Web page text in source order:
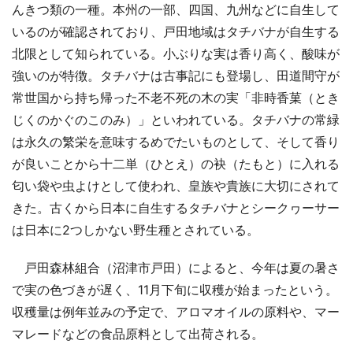
んきつ類の一種。本州の一部、四国、九州などに自生して
いるのが確認されており、戸田地域はタチバナが自生する
北限として知られている。小ぶりな実は香り高く、酸味が
強いのが特徴。タチバナは古事記にも登場し、田道間守が
常世国から持ち帰った不老不死の木の実「非時香菓（とき
じくのかぐのこのみ）」といわれている。タチバナの常緑
は永久の繁栄を意味するめでたいものとして、そして香り
が良いことから十二単（ひとえ）の袂（たもと）に入れる
匂い袋や虫よけとして使われ、皇族や貴族に大切にされて
きた。古くから日本に自生するタチバナとシークヮーサー
は日本に2つしかない野生種とされている。
戸田森林組合（沼津市戸田）によると、今年は夏の暑さ
で実の色づきが遅く、11月下旬に収穫が始まったという。
収穫量は例年並みの予定で、アロマオイルの原料や、マー
マレードなどの食品原料として出荷される。